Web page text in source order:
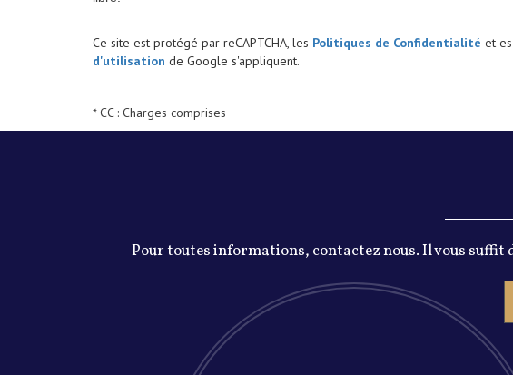
Ce site est protégé par reCAPTCHA, les Politiques de Confidentialité et es
d'utilisation de Google s'appliquent.
* CC : Charges comprises
Pour toutes informations, contactez nous. Il vous suffit